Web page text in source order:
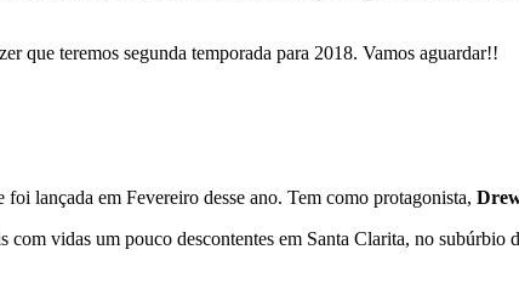
que teremos segunda temporada para 2018. Vamos aguardar!!
lançada em Fevereiro desse ano. Tem como protagonista,
vidas um pouco descontentes em Santa Clarita, no